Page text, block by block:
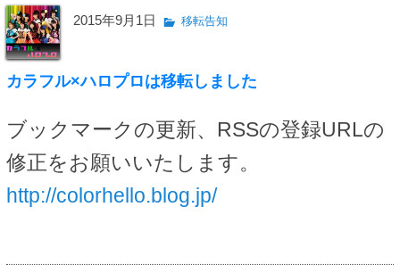
2015年9月1日 移転告知
カラフル×ハロプロは移転しました
ブックマークの更新、RSSの登録URLの
修正をお願いいたします。
http://colorhello.blog.jp/